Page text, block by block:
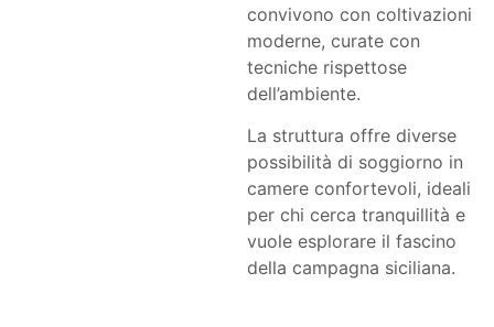
convivono con coltivazioni
moderne, curate con
tecniche rispettose
dell’ambiente.
La struttura offre diverse
possibilità di soggiorno in
camere confortevoli, ideali
per chi cerca tranquillità e
vuole esplorare il fascino
della campagna siciliana.